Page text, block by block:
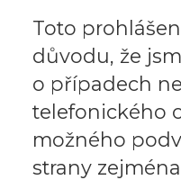
Toto
důvodu, že
o případech
telefonického
možného
strany